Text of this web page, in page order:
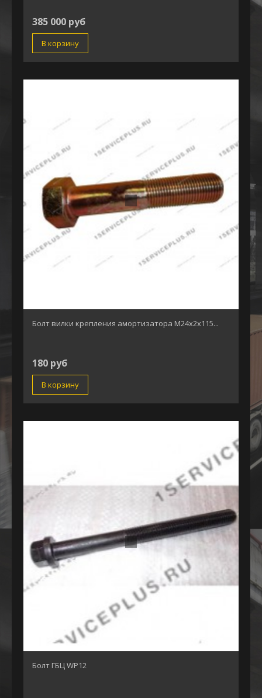
385 000 руб
В корзину
Болт вилки крепления амортизатора М24х2х115...
180 руб
В корзину
Болт ГБЦ WP12